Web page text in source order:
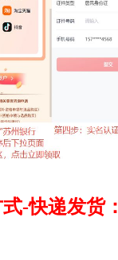
-快递发货：